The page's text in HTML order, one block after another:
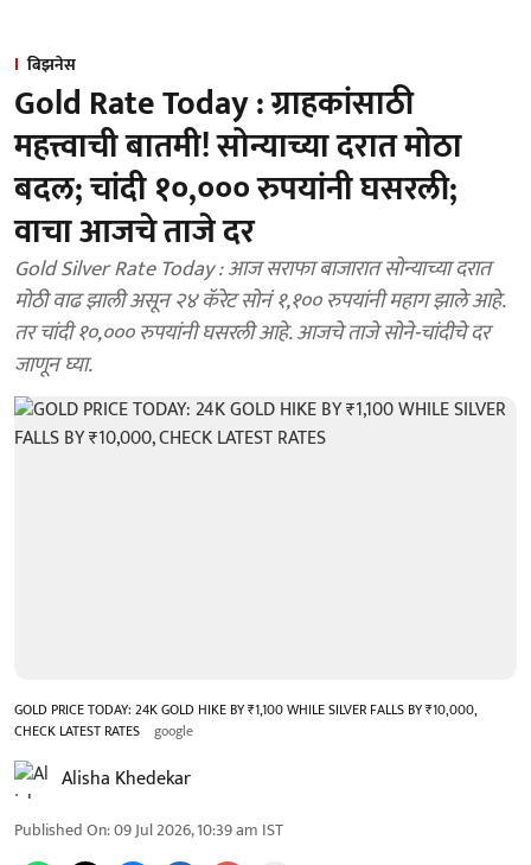
बिझनेस
Gold Rate Today : ग्राहकांसाठी
महत्त्वाची बातमी! सोन्याच्या दरात मोठा
बदल; चांदी १०,००० रुपयांनी घसरली;
वाचा आजचे ताजे दर
Gold Silver Rate Today : आज सराफा बाजारात सोन्याच्या दरात
मोठी वाढ झाली असून २४ कॅरेट सोनं १,१०० रुपयांनी महाग झाले आहे.
तर चांदी १०,००० रुपयांनी घसरली आहे. आजचे ताजे सोने-चांदीचे दर
जाणून घ्या.
GOLD PRICE TODAY: 24K GOLD HIKE BY ₹1,100 WHILE SILVER FALLS BY ₹10,000,
CHECK LATEST RATES google
Alisha Khedekar
Published On:09 Jul 2026, 10:39 am IST